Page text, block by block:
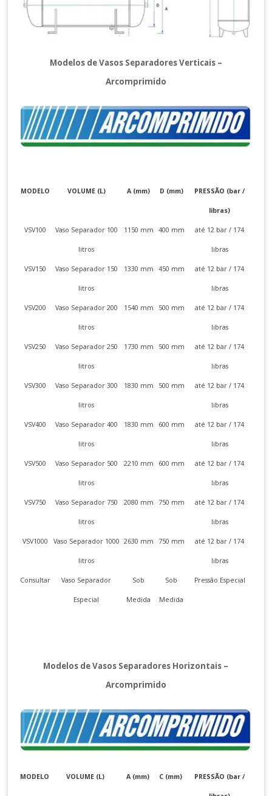
Modelos de Vasos Separadores Verticais –
Arcomprimido
MODELO VOLUME (L) A (mm) D (mm) PRESSÃO (bar /
libras)
VSV100 Vaso Separador 100
litros
1150 mm 400 mm até 12 bar / 174
libras
VSV150 Vaso Separador 150
litros
1330 mm 450 mm até 12 bar / 174
libras
VSV200 Vaso Separador 200
litros
1540 mm 500 mm até 12 bar / 174
libras
VSV250 Vaso Separador 250
litros
1730 mm 500 mm até 12 bar / 174
libras
VSV300 Vaso Separador 300
litros
1830 mm 500 mm até 12 bar / 174
libras
VSV400 Vaso Separador 400
litros
1830 mm 600 mm até 12 bar / 174
libras
VSV500 Vaso Separador 500
litros
2210 mm 600 mm até 12 bar / 174
libras
VSV750 Vaso Separador 750
litros
2080 mm 750 mm até 12 bar / 174
libras
VSV1000 Vaso Separador 1000
litros
2630 mm 750 mm até 12 bar / 174
libras
Consultar Vaso Separador
Especial
Sob
Medida
Sob
Medida
Pressão Especial
Modelos de Vasos Separadores Horizontais –
Arcomprimido
MODELO VOLUME (L) A (mm) C (mm) PRESSÃO (bar /